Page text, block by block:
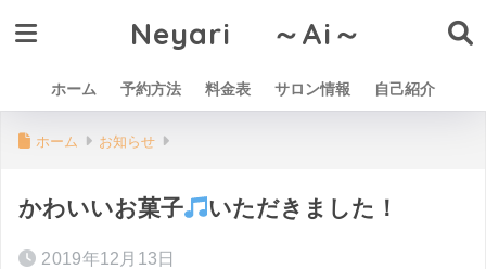
Neyari ～Ai～
ホーム 予約方法 料金表 サロン情報 自己紹介
ホーム お知らせ
かわいいお菓子 いただきました！
2019年12月13日